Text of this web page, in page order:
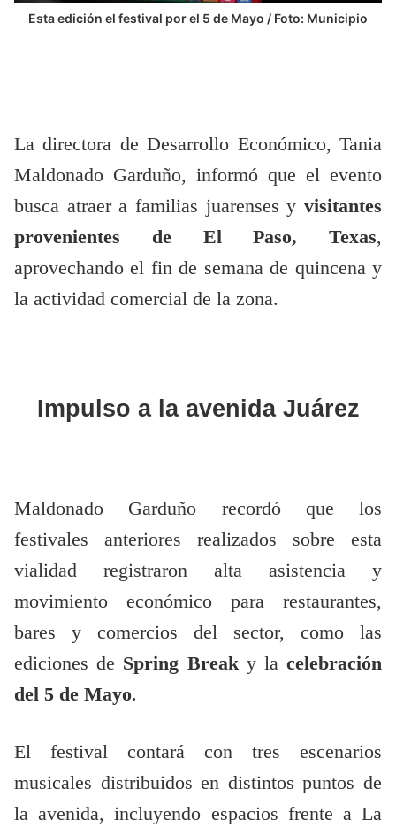
Esta edición el festival por el 5 de Mayo / Foto: Municipio
La directora de Desarrollo Económico, Tania
Maldonado Garduño, informó que el evento
busca atraer a familias juarenses y visitantes
provenientes de El Paso, Texas,
aprovechando el fin de semana de quincena y
la actividad comercial de la zona.
Impulso a la avenida Juárez
Maldonado Garduño recordó que los
festivales anteriores realizados sobre esta
vialidad registraron alta asistencia y
movimiento económico para restaurantes,
bares y comercios del sector, como las
ediciones de Spring Break y lacelebración
del 5 de Mayo.
El festival contará con tres escenarios
musicales distribuidos en distintos puntos de
la avenida, incluyendo espacios frente a La